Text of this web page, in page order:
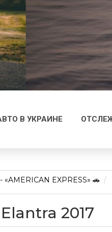
В УКРАИНЕ
EXPRESS» 🚗
2017